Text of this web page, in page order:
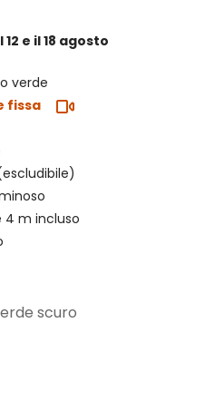
12 e il 18 agosto
verde
fissa
4 m incluso
scuro